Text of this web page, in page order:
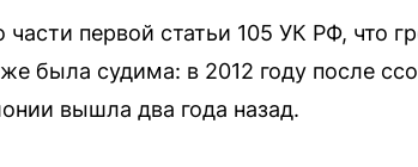
первой статьи 105 УК РФ, что
была судима: в 2012 году после
вышла два года назад.